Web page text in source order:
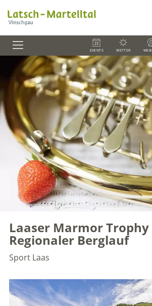
EVENTS WETTER
Laaser Marmor Trophy
Regionaler Berglauf
Sport Laas